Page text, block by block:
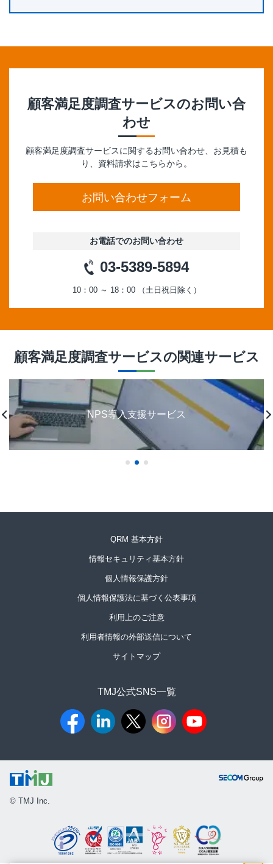
顧客満足度調査サービスのお問い合
わせ
顧客満足度調査サービスに関するお問い合わせ、お見積も
り、資料請求はこちらから。
お問い合わせフォーム
お電話でのお問い合わせ
03-5389-5894
10：00 ～ 18：00 （土日祝日除く）
顧客満足度調査サービスの関連サービス
NPS導入支援サービス
QRM 基本方針
情報セキュリティ基本方針
個人情報保護方針
個人情報保護法に基づく公表事項
利用上のご注意
利用者情報の外部送信について
サイトマップ
TMJ公式SNS一覧​
© TMJ Inc.